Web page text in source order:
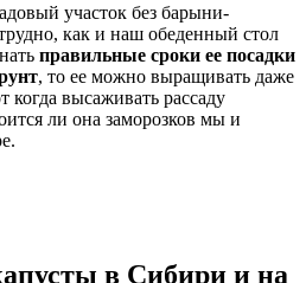
участок без барыни-
как и наш обеденный стол
правильные сроки ее посадки
, то ее можно выращивать даже
высаживать рассаду
ли она заморозков мы и
в Сибири и на